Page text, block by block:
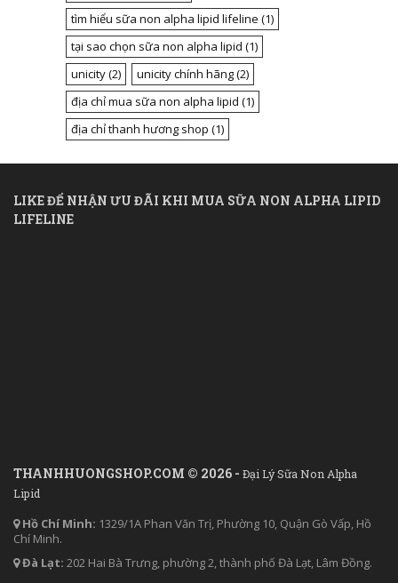
tìm hiểu sữa non alpha lipid lifeline (1)
tại sao chọn sữa non alpha lipid (1)
unicity(2) unicity chính hãng(2)
địa chỉ mua sữa non alpha lipid (1)
địa chỉ thanh hương shop (1)
LIKE ĐỂ NHẬN ƯU ĐÃI KHI MUA SỮA NON ALPHA LIPID
LIFELINE
THANHHUONGSHOP.COM © 2026 - Đại Lý Sữa Non Alpha
Lipid
Hồ Chí Minh: 1329/1A Phan Văn Trị, Phường 10, Quận Gò Vấp, Hồ
Chí Minh.
Đà Lạt: 202 Hai Bà Trưng, phường 2, thành phố Đà Lạt, Lâm Đồng.